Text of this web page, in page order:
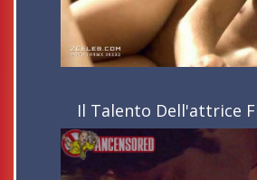
Il Talento Dell'attrice